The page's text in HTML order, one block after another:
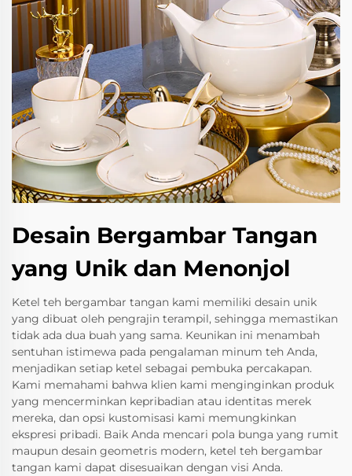
Desain Bergambar Tangan
yang Unik dan Menonjol
Ketel teh bergambar tangan kami memiliki desain unik
yang dibuat oleh pengrajin terampil, sehingga memastikan
tidak ada dua buah yang sama. Keunikan ini menambah
sentuhan istimewa pada pengalaman minum teh Anda,
menjadikan setiap ketel sebagai pembuka percakapan.
Kami memahami bahwa klien kami menginginkan produk
yang mencerminkan kepribadian atau identitas merek
mereka, dan opsi kustomisasi kami memungkinkan
ekspresi pribadi. Baik Anda mencari pola bunga yang rumit
maupun desain geometris modern, ketel teh bergambar
tangan kami dapat disesuaikan dengan visi Anda.